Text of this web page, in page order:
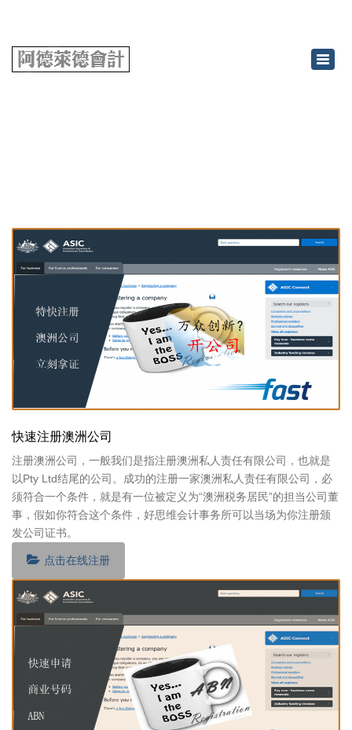
快速注册澳洲公司
注册澳洲公司，一般我们是指注册澳洲私人责任有限公司，也就是
以Pty Ltd结尾的公司。成功的注册一家澳洲私人责任有限公司，必
须符合一个条件，就是有一位被定义为“澳洲税务居民”的担当公司董
事，假如你符合这个条件，好思维会计事务所可以当场为你注册颁
发公司证书。
点击在线注册